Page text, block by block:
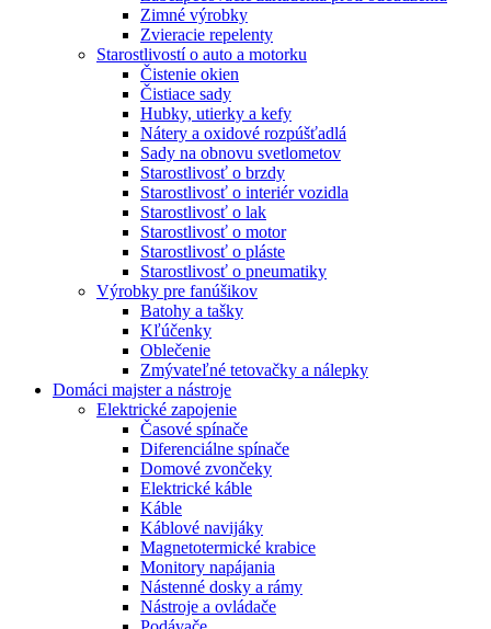
Zimné výrobky
Zvieracie repelenty
Starostlivostí o auto a motorku
Čistenie okien
Čistiace sady
Hubky, utierky a kefy
Nátery a oxidové rozpúšťadlá
Sady na obnovu svetlometov
Starostlivosť o brzdy
Starostlivosť o interiér vozidla
Starostlivosť o lak
Starostlivosť o motor
Starostlivosť o pláste
Starostlivosť o pneumatiky
Výrobky pre fanúšikov
Batohy a tašky
Kľúčenky
Oblečenie
Zmývateľné tetovačky a nálepky
Domáci majster a nástroje
Elektrické zapojenie
Časové spínače
Diferenciálne spínače
Domové zvončeky
Elektrické káble
Káble
Káblové navijáky
Magnetotermické krabice
Monitory napájania
Nástenné dosky a rámy
Nástroje a ovládače